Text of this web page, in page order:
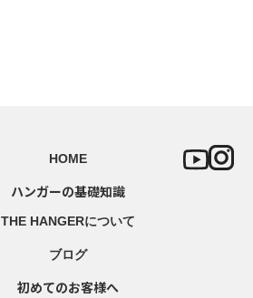
HOME
ハンガーの基礎知識
THE HANGERについて
ブログ
初めてのお客様へ